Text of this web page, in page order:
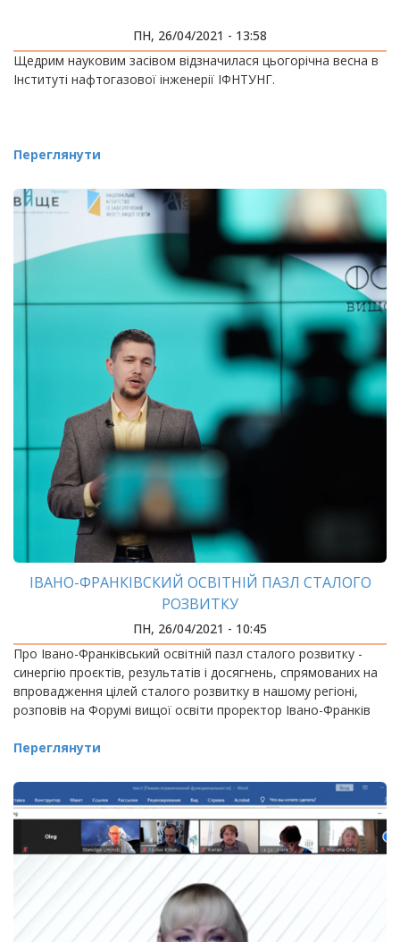
ПН, 26/04/2021 - 13:58
Щедрим науковим засівом відзначилася цьогорічна весна в
Інституті нафтогазової інженерії ІФНТУНГ.
Переглянути
ІВАНО-ФРАНКІВСКИЙ ОСВІТНІЙ ПАЗЛ СТАЛОГО
РОЗВИТКУ
ПН, 26/04/2021 - 10:45
Про Івано-Франківський освітній пазл сталого розвитку -
синергію проєктів, результатів і досягнень, спрямованих на
впровадження цілей сталого розвитку в нашому регіоні,
розповів на Форумі вищої освіти проректор Івано-Франків
Переглянути